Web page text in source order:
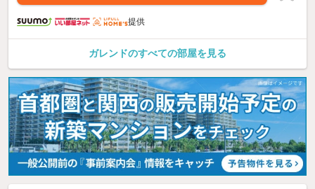
提供
ガレンドのすべての部屋を見る